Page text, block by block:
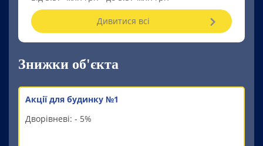
Дивитися всі
Знижки об'єкта
Акції для будинку №1
Дворівневі: - 5%